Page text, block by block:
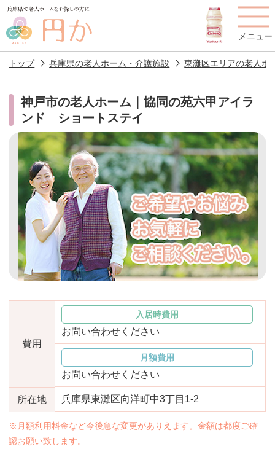
メニュー
老人ホームを
探す
円かについて
施設選びのポイント 施設をお探しの方へ
老人ホームの種類 よくあるご質問
スタッフ紹介 アクセス
相談者様の声 お役立ち情報
トップ 兵庫県の老人ホーム・介護施設 東灘区エリアの老人ホ
神戸市の老人ホーム｜協同の苑六甲アイラ
ンド ショートステイ
費用
入居時費用
お問い合わせください
月額費用
お問い合わせください
所在地 兵庫県東灘区向洋町中3丁目1-2
※月額利用料金など今後急な変更がありえます。金額は都度ご確
認お願い致します。